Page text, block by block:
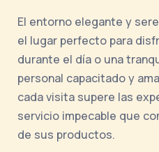
El entorno elegante y
el lugar perfecto para
durante el día o una
personal capacitado y
cada visita supere las
servicio impecable que
de sus productos.